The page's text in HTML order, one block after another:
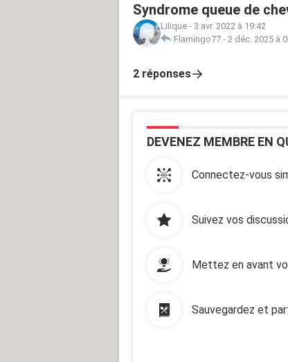
Syndrome queue de
Lilique - 3 avr. 2022 à 19:42
Flamingo77 - 2 déc. 2025 à
2 réponses
DEVENEZ MEMBRE EN
Connectez-vous
Suivez vos
Mettez en avant
Sauvegardez et